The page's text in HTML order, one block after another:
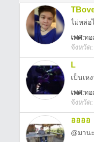
ไม่หล่อ
เพศ:ทอ
จังหวัด:
L
เป็นเห
เพศ:ทอ
จังหวัด:
ออออ
@มาน